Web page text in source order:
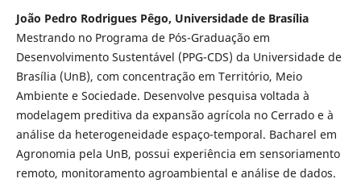
João Pedro Rodrigues Pêgo, Universidade de Brasília
Mestrando no Programa de Pós-Graduação em
Desenvolvimento Sustentável (PPG-CDS) da Universidade de
Brasília (UnB), com concentração em Território, Meio
Ambiente e Sociedade. Desenvolve pesquisa voltada à
modelagem preditiva da expansão agrícola no Cerrado e à
análise da heterogeneidade espaço-temporal. Bacharel em
Agronomia pela UnB, possui experiência em sensoriamento
remoto, monitoramento agroambiental e análise de dados.